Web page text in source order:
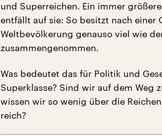
und Superreichen. Ein immer
entfällt auf sie: So besitzt nach einer
Weltbevölkerung genauso viel wie
zusammengenommen.
Was bedeutet das für Politik und
Superklasse? Sind wir auf dem Weg
wissen wir so wenig über die
reich?